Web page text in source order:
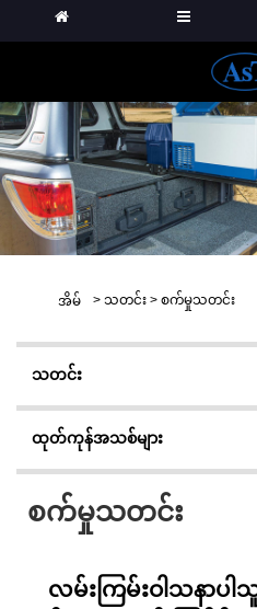
အိမ် > သတင်း > စက်မှုသတင်း
သတင်း
ထုတ်ကုန်အသစ်များ
စက်မှုသတင်း
လမ်းကြမ်းဝါသနာ